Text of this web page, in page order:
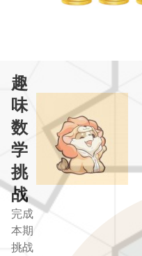
趣
味
数
学
挑
战
完成
本期
挑战